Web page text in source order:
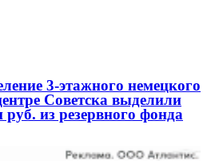
3-этажного немецкого
Советска выделили
из резервного фонда